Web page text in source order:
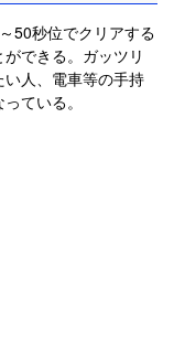
50秒位でクリアする
できる。ガッツリ
人、電車等の手持
ている。